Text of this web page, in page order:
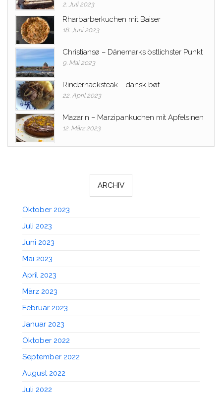
2. Juli 2023
Rharbarberkuchen mit Baiser
18. Juni 2023
Christiansø – Dänemarks östlichster Punkt
9. Mai 2023
Rinderhacksteak – dansk bøf
22. April 2023
Mazarin – Marzipankuchen mit Apfelsinen
12. März 2023
ARCHIV
Oktober 2023
Juli 2023
Juni 2023
Mai 2023
April 2023
März 2023
Februar 2023
Januar 2023
Oktober 2022
September 2022
August 2022
Juli 2022